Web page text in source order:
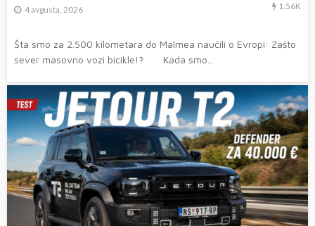
4 avgusta, 2026 1.56K
Šta smo za 2.500 kilometara do Malmea naučili o Evropi: Zašto
sever masovno vozi bicikle!? Kada smo...